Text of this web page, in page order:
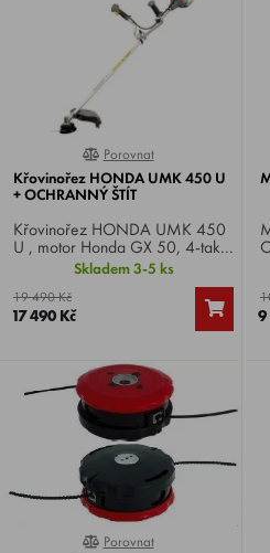
100%
Porovnat
Křovinořez HONDA UMK 450 U
+ OCHRANNÝ ŠTÍT
Křovinořez HONDA UMK 450
U , motor Honda GX 50, 4-takt,
výkon 2,0 HP, obsah motoru
47,9 cm3, váha 7,8 Kg.
Skladem 3-5 ks
19 490 Kč
17 490 Kč 9
100%
Porovnat